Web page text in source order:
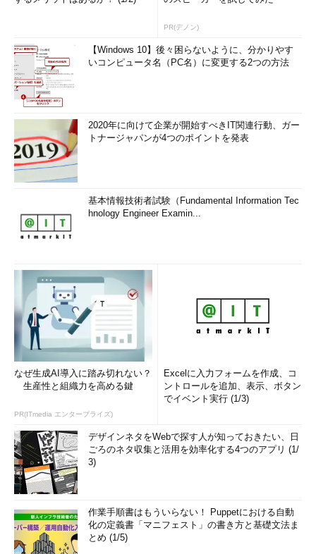
PR(デノン)
【Windows 10】後々困らないように、分かりやす
いコンピュータ名（PC名）に変更する2つの方法
2020年に向けて企業が開始すべきIT関連行動、ガー
トナージャパンが4つのポイントを発表
基本情報技術者試験（Fundamental Information Tec
hnology Engineer Examin...
なぜ生成AI導入に踏み切れない？
生産性と組織力を高める鍵
PR(ITmedia エンタープライズ)
Excelに入力フォームを作成、コ
ントロールを追加、表示、ボタン
でイベント実行 (1/3)
デザインネタをWebで探す人が知っておきたい、日
ごろのネタ収集と活用を効率化する4つのアプリ (1/
3)
作業手順書はもういらない！ Puppetにおける自動
化の定義書「マニフェスト」の書き方と基礎文法ま
とめ (1/5)